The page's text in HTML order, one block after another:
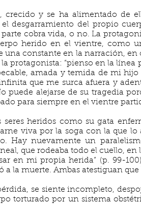
crecido y se ha alimentado de
desgarramiento del propio
cobra vida, o no. La
herido en el vientre, como
una constante en la narración,
protagonista: “pienso en la línea
amada y temida de mi
que me surca afuera y
puede alejarse de su tragedia
para siempre en el vientre
heridos como su gata
viva por la soga con la que
Hay nuevamente un
que rodeaba todo el cuello,
en mi propia herida” (p. 99-
a la muerte. Ambas atestiguan
se siente incompleto,
torturado por un sistema